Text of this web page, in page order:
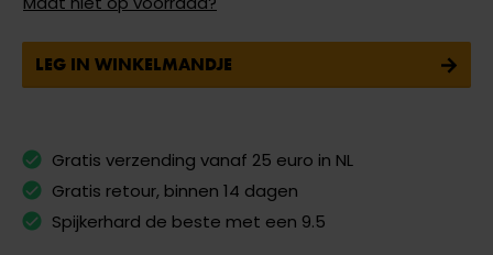
LEG IN WINKELMANDJE
Gratis verzending vanaf 25 euro in NL
Gratis retour, binnen 14 dagen
Spijkerhard de beste met een 9.5